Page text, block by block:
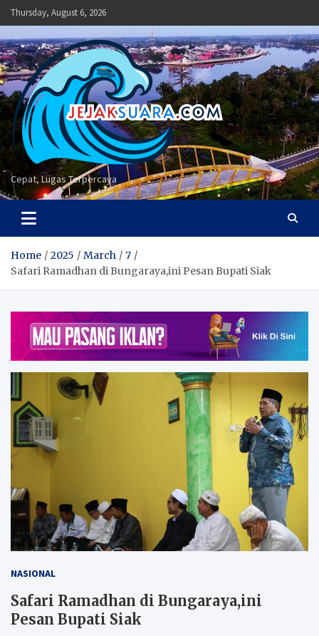
Skip
to
content
Thursday, August 6, 2026
Cepat, Lugas Terpercaya
Home 2025 March
7
Safari Ramadhan di Bungaraya,ini Pesan Bupati Siak
NASIONAL
Safari Ramadhan di Bungaraya,ini
Pesan Bupati Siak